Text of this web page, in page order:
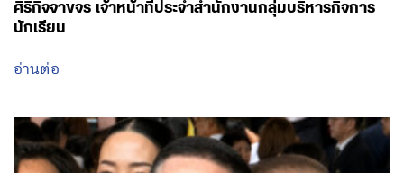
ศิริกิจจาขจร เจ้าหน้าที่ประจำสำนักงานกลุ่มบริหารกิจการ
นักเรียน
อ่านต่อ